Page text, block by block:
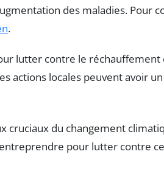
des maladies.
.
lutter contre le réchauffement
actions locales peuvent avoir